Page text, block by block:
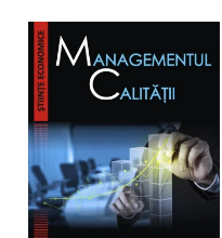
ULTIMELE EXEMPLARE